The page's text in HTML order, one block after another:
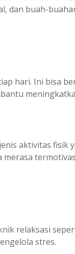
dan buah-
hari. Ini bisa
aktivitas fisik
merasa
relaksasi
stres.